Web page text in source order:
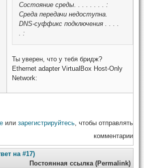
Состояние среды. . . . . . . . :
Среда передачи недоступна.
DNS-суффикс подключения . . . .
. :
Ты уверен, что у тебя бридж?
Ethernet adapter VirtualBox Host-Only
Network:
или зарегистрируйтесь , чтобы отправлять
комментарии
на #17)
Постоянная ссылка (Permalink)